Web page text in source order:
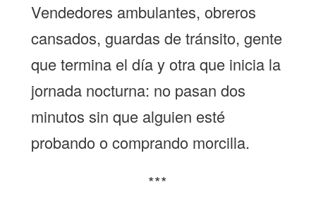
Vendedores ambulantes, obreros
cansados, guardas de tránsito, gente
que termina el día y otra que inicia la
jornada nocturna: no pasan dos
minutos sin que alguien esté
probando o comprando morcilla.
***